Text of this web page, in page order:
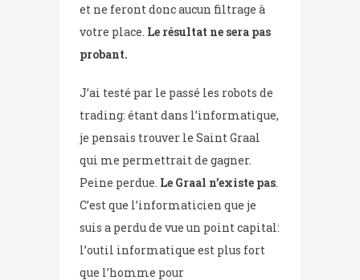
et ne feront donc aucun filtrage à
votre place. Le résultat ne sera pas
probant.
J’ai testé par le passé les robots de
trading: étant dans l’informatique,
je pensais trouver le Saint Graal
qui me permettrait de gagner.
Peine perdue. Le Graal n’existe pas.
C’est que l’informaticien que je
suis a perdu de vue un point capital:
l’outil informatique est plus fort
que l’homme pour